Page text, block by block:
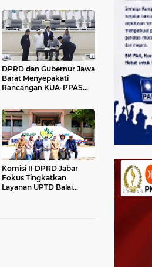
DPRD dan Gubernur Jawa
Barat Menyepakati
Rancangan KUA-PPAS
Komisi II DPRD Jabar
Fokus Tingkatkan
Layanan UPTD Balai